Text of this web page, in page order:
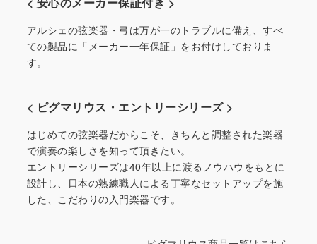
アルシェの弦楽器・弓は万が一のトラブルに備え、すべ
ての製品に「メーカー一年保証」をお付けしておりま
す。
< ピグマリウス・エントリーシリーズ >
はじめての弦楽器だからこそ、きちんと調整された楽器
で演奏の楽しさを知って頂きたい。
エントリーシリーズは40年以上に渡るノウハウをもとに
設計し、日本の熟練職人による丁寧なセットアップを施
した、こだわりの入門楽器です。